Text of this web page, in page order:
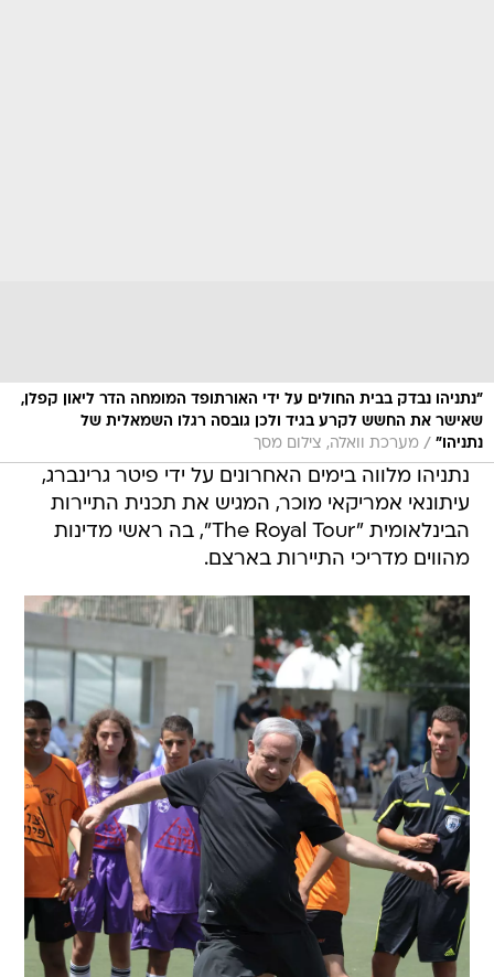
"נתניהו נבדק בבית החולים על ידי האורתופד המומחה הדר ליאון קפלן,
שאישר את החשש לקרע בגיד ולכן גובסה רגלו השמאלית של
נתניהו" / מערכת וואלה, צילום מסך
נתניהו מלווה בימים האחרונים על ידי פיטר גרינברג,
עיתונאי אמריקאי מוכר, המגיש את תכנית התיירות
הבינלאומית "The Royal Tour", בה ראשי מדינות
מהווים מדריכי התיירות בארצם.